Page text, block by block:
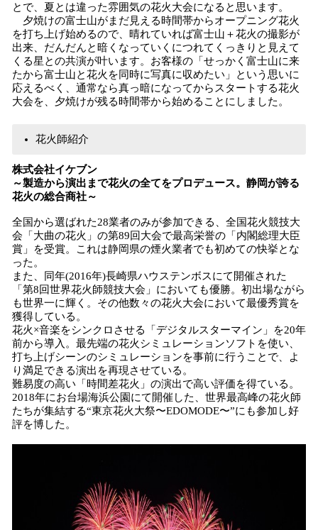
とで、夏とは違った雰囲気の花火大会になると思います。
夕焼けの富士山がまだ見える時間帯からオープニング花火
を打ち上げ始めるので、晴れていれば富士山＋花火の撮影が
出来、だんだんと暗くなっていくにつれてくっきりと見えて
くる星との共演が叶います。お客様の「せっかく富士山に来
たから富士山と花火を同時に写真に収めたい」という思いに
応えるべく、通常なら真っ暗になってからスタートする花火
大会を、夕焼けが残る時間帯から始めることにしました。
花火師紹介
株式会社イケブン
～製造から演出まで花火の全てをプロデュース。静岡が誇る
花火の総合商社～
全国から選ばれた28業者のみが参加できる、全国花火競技大
会「大曲の花火」の第89回大会で最高栄誉の「内閣総理大臣
賞」を受賞。これは静岡県の煙火業者でも初めての快挙とな
った。
また、同年(2016年)長崎県ハウステンボスにて開催された
「第8回世界花火師競技大会」においても優勝。初出場ながら
も世界一に輝く。その他数々の花火大会において最優秀賞を
獲得している。
花火×音楽をシンクロさせる「デジタルスターマイン」を20年
前から導入。最先端の花火シミュレーションソフトを使い、
打ち上げシーンのシミュレーションを事前に行うことで、よ
り満足できる演出を再現させている。
難易度の高い「時間差花火」の演出で高い評価を得ている。
2018年にお台場海浜公園にて開催した、世界最高峰の花火師
たちが集結する“東京花火大祭〜EDOMODE〜”にも参加し好
評を博した。